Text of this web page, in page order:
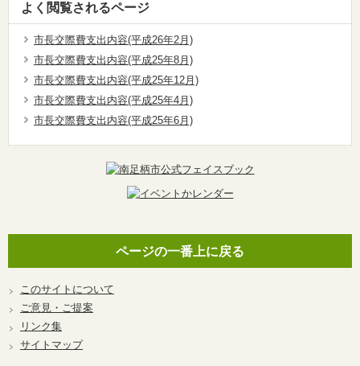
よく閲覧されるページ
市長交際費支出内容(平成26年2月)
市長交際費支出内容(平成25年8月)
市長交際費支出内容(平成25年12月)
市長交際費支出内容(平成25年4月)
市長交際費支出内容(平成25年6月)
ページの一番上に戻る
このサイトについて
ご意見・ご提案
リンク集
サイトマップ